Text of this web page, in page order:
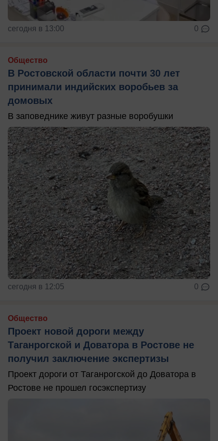
сегодня в 13:00 0
Общество
В Ростовской области почти 30 лет
принимали индийских воробьев за
домовых
В заповеднике живут разные воробушки
сегодня в 12:05 0
Общество
Проект новой дороги между
Таганрогской и Доватора в Ростове не
получил заключение экспертизы
Проект дороги от Таганрогской до Доватора в
Ростове не прошел госэкспертизу